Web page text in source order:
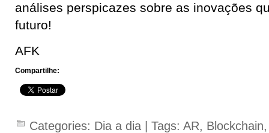
análises perspicazes sobre as inovações
futuro!
AFK
Compartilhe:
Categories: Dia a dia | Tags: AR, Blockchain